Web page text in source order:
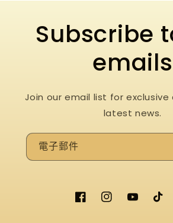
Subscribe
emails
Join our email list for
latest news.
電子郵件
FacebookInstagramYouTube